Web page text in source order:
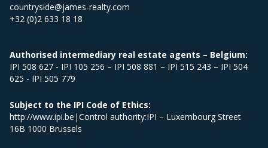
countryside@james-realty.com
+32 (0)2 633 18 18
Authorised intermediary real estate agents – Belgium:
IPI 508 627 - IPI 105 256 – IPI 508 881 – IPI 515 243 – IPI 504
625 - IPI 505 779
Subject to the IPI Code of Ethics:
http://www.ipi.be|Control authority:IPI – Luxembourg Street
16B 1000 Brussels